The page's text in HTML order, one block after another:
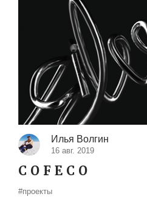
Илья Волгин
16 авг. 2019
С O F E C O
#проекты